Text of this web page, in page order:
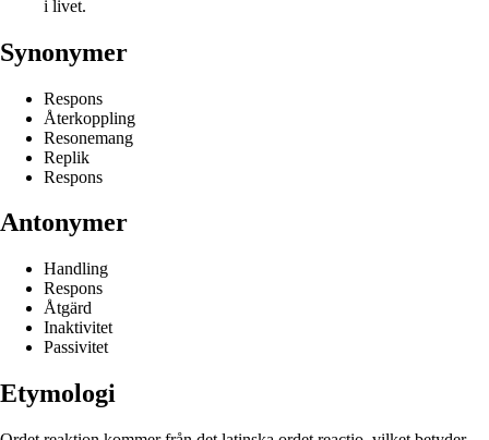
i livet.
Synonymer
Respons
Återkoppling
Resonemang
Replik
Respons
Antonymer
Handling
Respons
Åtgärd
Inaktivitet
Passivitet
Etymologi